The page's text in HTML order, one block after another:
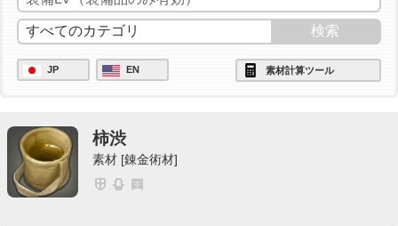
JP EN 素材計算ツール
柿渋
素材 [錬金術材]